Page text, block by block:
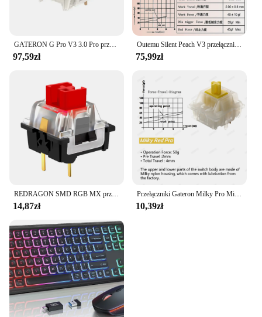
97,59zł
Outemu Silent Peach V3 przełączniki smarowana aktualizacja cichy przełącznik Lemon V3 klawiatura mechaniczna liniowa dotykowy 5Pin niestandardowe Hot-swap DIY
75,99zł
14,87zł
Przełączniki Gateron Milky Pro Milky Yellow Pro Red Liniowy przełącznik wstępnie smarowany SMD RGB Mx Przełącznik trzpienia do klawiatury mechanicznej 5pin POM
10,39zł